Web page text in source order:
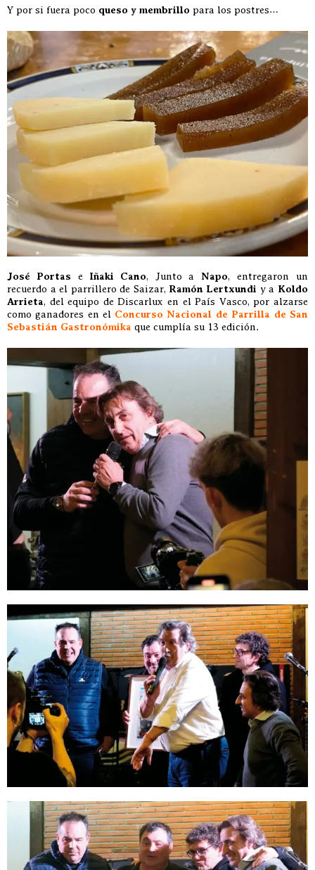
Y por si fuera poco queso y membrillo para los postres…
José Portas e Iñaki Cano, Junto a Napo, entregaron un
recuerdo a el parrillero de Saizar, Ramón Lertxundi y a Koldo
Arrieta, del equipo de Discarlux en el País Vasco, por alzarse
como ganadores en el Concurso Nacional de Parrilla de San
Sebastián Gastronómika que cumplía su 13 edición.